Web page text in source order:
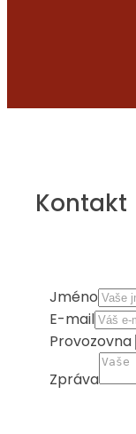
Kontakt
Jméno
E-mail
Provozovna
Zpráva